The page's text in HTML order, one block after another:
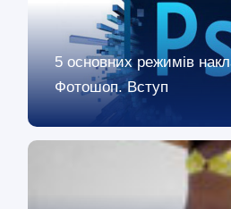
5 основних режимів
Фотошоп. Вступ